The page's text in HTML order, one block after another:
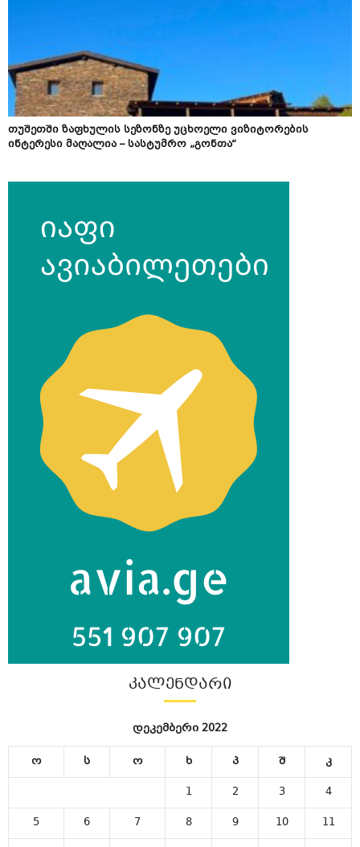
თუშეთში ზაფხულის სეზონზე უცხოელი ვიზიტორების
ინტერესი მაღალია – სასტუმრო „გონთა“
ᲙᲐᲚᲔᲜᲓᲐᲠᲘ
დეკემბერი 2022
ო ს ო ხ პ შ
კ
1
2 3
4
5
6 7 8 9 10
11